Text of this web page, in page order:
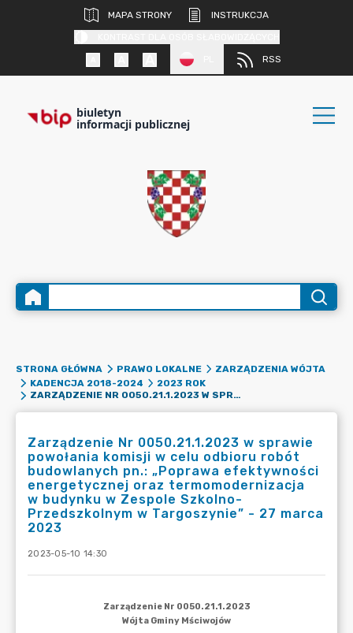
MAPA STRONY
INSTRUKCJA
RSS
biuletyn
informacji publicznej
STRONA GŁÓWNA PRAWO LOKALNE
ZARZĄDZENIA WÓJTA
KADENCJA 2018-2024
2023 ROK
ZARZĄDZENIE NR 0050.21.1.2023 W SPRAWIE POWOŁANIA KOMISJI W CELU ODBIORU ROBÓT BUDOWLANYCH PN.: „POPRAWA EFEKTYWNOŚCI ENERGETYCZNEJ ORAZ TERMOMODERNIZACJA W BUDYNKU W ZESPOLE SZKOLNO-PRZEDSZKOLNYM W TARGOSZYNIE” - 27 MARCA 2023
Zarządzenie Nr 0050.21.1.2023 w sprawie
powołania komisji w celu odbioru robót
budowlanych pn.: „Poprawa efektywności
energetycznej oraz termomodernizacja
w budynku w Zespole Szkolno-
Przedszkolnym w Targoszynie” - 27 marca
2023
2023-05-10 14:30